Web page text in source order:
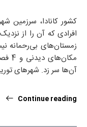
کشور کانادا، سرزمین
افرادی که آن را از
زمستان‌های بی‌رحمانه
آن‌ها سر زد. شهرهای
Continue reading